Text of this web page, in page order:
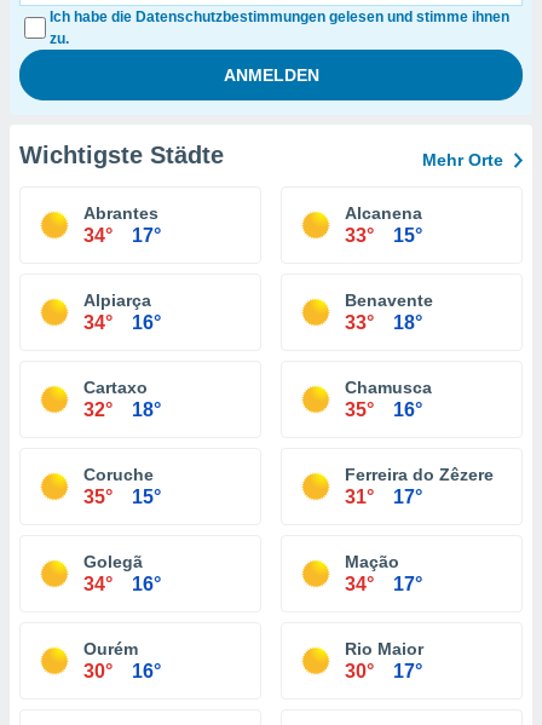
Ich habe die Datenschutzbestimmungen gelesen und stimme ihnen
zu.
Wichtigste Städte Mehr Orte
Abrantes
34° 17°
Alcanena
33° 15°
Alpiarça
34° 16°
Benavente
33° 18°
Cartaxo
32° 18°
Chamusca
35° 16°
Coruche
35° 15°
Ferreira do Zêzere
31° 17°
Golegã
34° 16°
Mação
34° 17°
Ourém
30° 16°
Rio Maior
30° 17°